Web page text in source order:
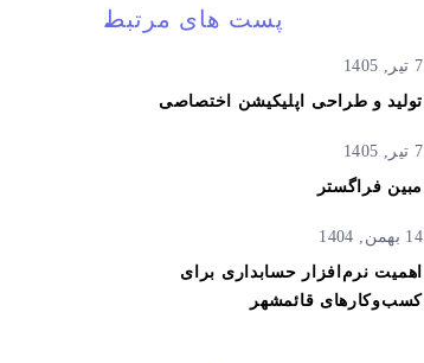
پست های مرتبط
7 تیر, 1405
تولید و طراحی اپلیکیشن اختصاصی
7 تیر, 1405
مبین فراگستر
14 بهمن, 1404
اهمیت نرم‌افزار حسابداری برای
کسب‌وکارهای قائمشهر